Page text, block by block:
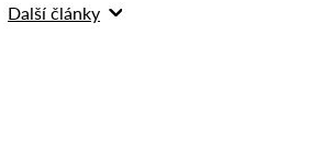
Další články